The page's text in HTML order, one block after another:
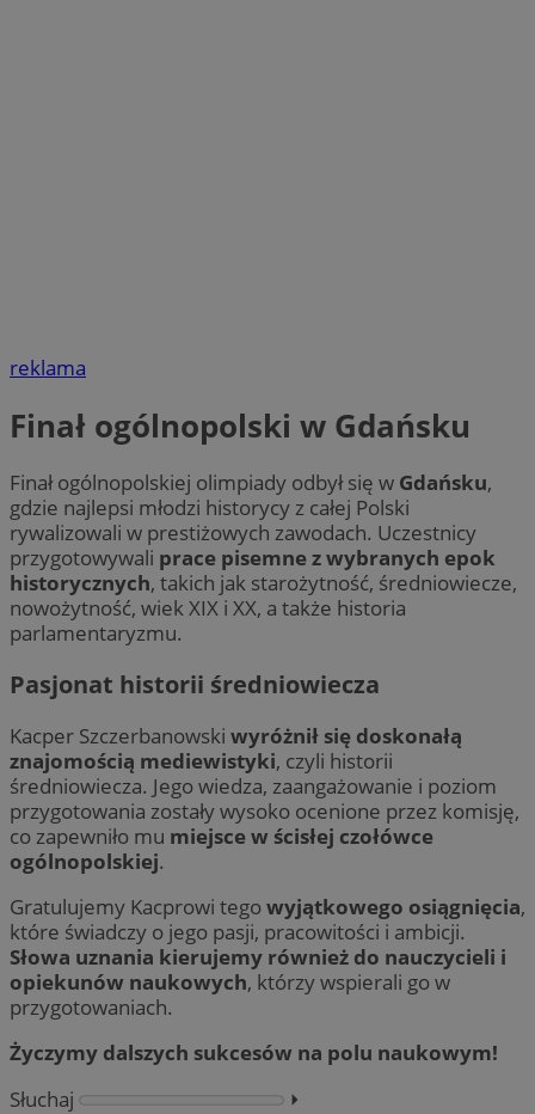
reklama
Finał ogólnopolski w Gdańsku
Finał ogólnopolskiej olimpiady odbył się w Gdańsku,
gdzie najlepsi młodzi historycy z całej Polski
rywalizowali w prestiżowych zawodach. Uczestnicy
przygotowywali prace pisemne z wybranych epok
historycznych, takich jak starożytność, średniowiecze,
nowożytność, wiek XIX i XX, a także historia
parlamentaryzmu.
Pasjonat historii średniowiecza
Kacper Szczerbanowski wyróżnił się doskonałą
znajomością mediewistyki, czyli historii
średniowiecza. Jego wiedza, zaangażowanie i poziom
przygotowania zostały wysoko ocenione przez komisję,
co zapewniło mu miejsce w ścisłej czołówce
ogólnopolskiej.
Gratulujemy Kacprowi tegowyjątkowego osiągnięcia,
które świadczy o jego pasji, pracowitości i ambicji.
Słowa uznania kierujemy również do nauczycieli i
opiekunów naukowych, którzy wspierali go w
przygotowaniach.
Życzymy dalszych sukcesów na polu naukowym!
Słuchaj
⏵︎